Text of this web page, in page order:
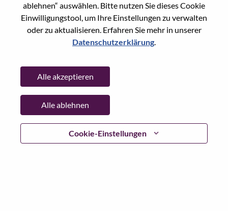
ablehnen“ auswählen. Bitte nutzen Sie dieses Cookie
Einwilligungstool, um Ihre Einstellungen zu verwalten
oder zu aktualisieren. Erfahren Sie mehr in unserer
Datenschutzerklärung.
Cookie-Einstellungen
Alle akzeptieren
Alle ablehnen
Continue
Go Back